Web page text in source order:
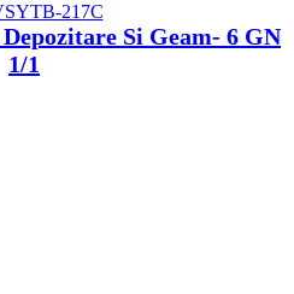
217C
Si Geam- 6 GN
1/1